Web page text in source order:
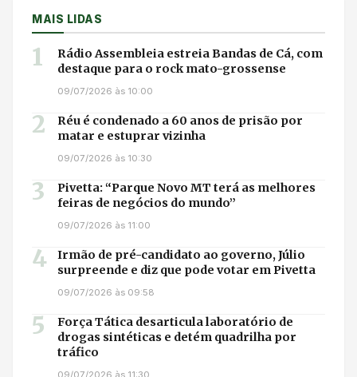
MAIS LIDAS
1
Rádio Assembleia estreia Bandas de Cá, com
destaque para o rock mato-grossense
09/07/2026 às 10:00
2
Réu é condenado a 60 anos de prisão por
matar e estuprar vizinha
09/07/2026 às 10:30
3
Pivetta: “Parque Novo MT terá as melhores
feiras de negócios do mundo”
09/07/2026 às 11:00
4
Irmão de pré-candidato ao governo, Júlio
surpreende e diz que pode votar em Pivetta
09/07/2026 às 09:58
5
Força Tática desarticula laboratório de
drogas sintéticas e detém quadrilha por
tráfico
09/07/2026 às 11:30